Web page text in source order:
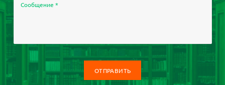
Сообщение *